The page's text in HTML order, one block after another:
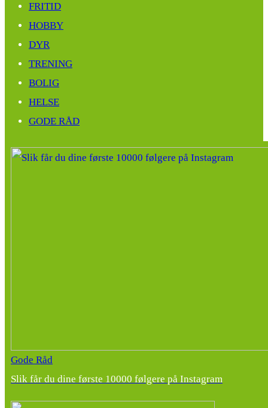
FRITID
HOBBY
DYR
TRENING
BOLIG
HELSE
GODE RÅD
Gode Råd
Slik får du dine første 10000 følgere på Instagram